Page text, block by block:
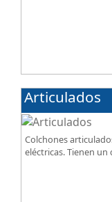
Articulados
Colchones
eléctricas. Tienen